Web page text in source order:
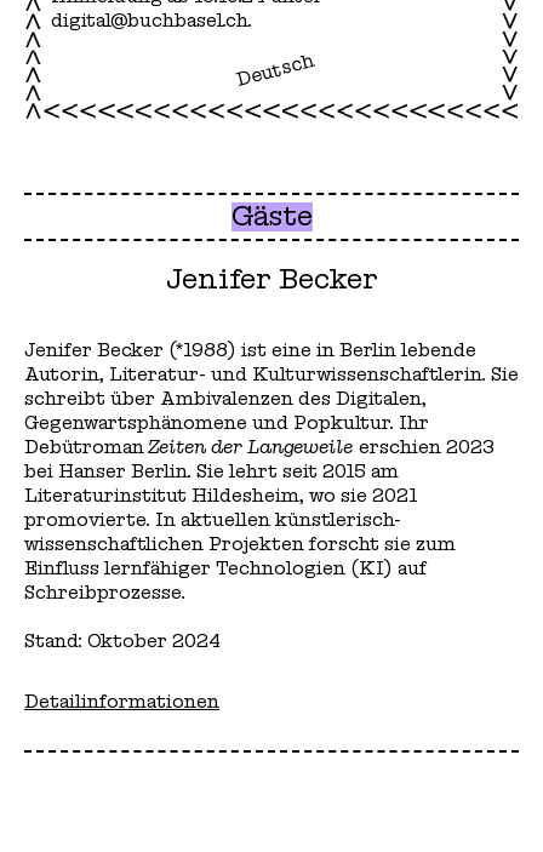
digital@buchbasel.ch.
Deutsch
Gäste
Jenifer Becker
Jenifer Becker (*1988) ist eine in Berlin lebende
Autorin, Literatur- und Kulturwissenschaftlerin. Sie
schreibt über Ambivalenzen des Digitalen,
Gegenwartsphänomene und Popkultur. Ihr
DebütromanZeiten der Langeweile erschien 2023
bei Hanser Berlin. Sie lehrt seit 2015 am
Literaturinstitut Hildesheim, wo sie 2021
promovierte. In aktuellen künstlerisch-
wissenschaftlichen Projekten forscht sie zum
Einfluss lernfähiger Technologien (KI) auf
Schreibprozesse.
Stand: Oktober 2024
Detailinformationen